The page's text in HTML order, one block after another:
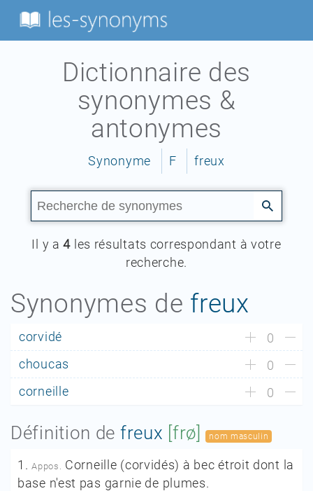
Dictionnaire des
synonymes &
antonymes
Synonyme F freux
Il y a4 les résultats correspondant à votre
recherche.
Synonymes de freux
corvidé
0
choucas
0
corneille
0
Définition de freux [frø] nom masculin
1.Appos. Corneille (corvidés) à bec étroit dont la
base n'est pas garnie de plumes.